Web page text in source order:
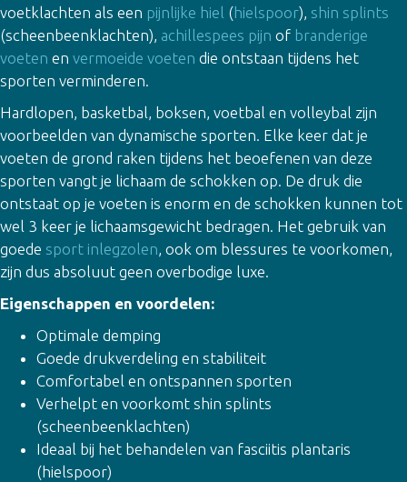
voetklachten als een pijnlijke hiel (hielspoor), shin splints
(scheenbeenklachten), achillespees pijn of branderige
voeten en vermoeide voeten die ontstaan tijdens het
sporten verminderen.
Hardlopen, basketbal, boksen, voetbal en volleybal zijn
voorbeelden van dynamische sporten. Elke keer dat je
voeten de grond raken tijdens het beoefenen van deze
sporten vangt je lichaam de schokken op. De druk die
ontstaat op je voeten is enorm en de schokken kunnen tot
wel 3 keer je lichaamsgewicht bedragen. Het gebruik van
goede sport inlegzolen, ook om blessures te voorkomen,
zijn dus absoluut geen overbodige luxe.
Eigenschappen en voordelen:
Optimale demping
Goede drukverdeling en stabiliteit
Comfortabel en ontspannen sporten
Verhelpt en voorkomt shin splints
(scheenbeenklachten)
Ideaal bij het behandelen van fasciitis plantaris
(hielspoor)